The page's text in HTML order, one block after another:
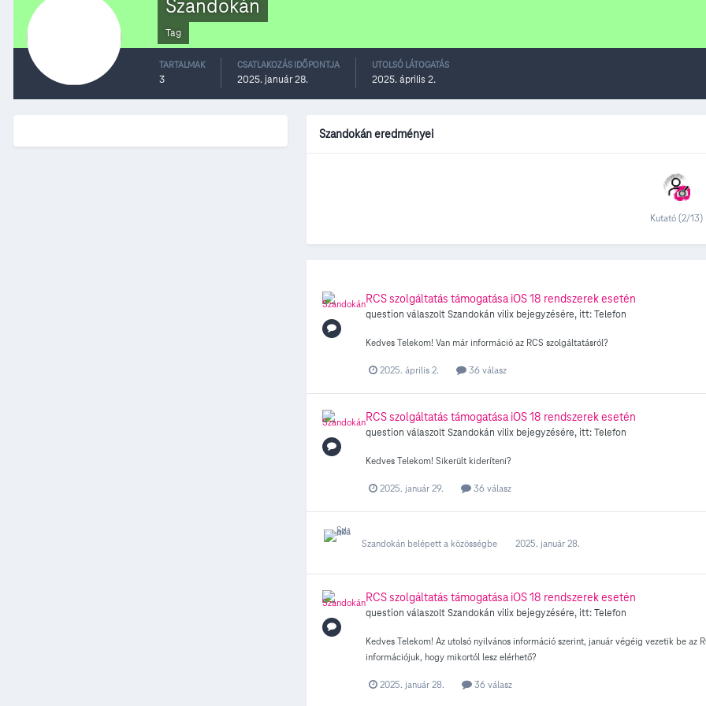
Szandokán
Tag
TARTALMAK
3
CSATLAKOZÁS IDŐPONTJA
2025. január 28.
UTOLSÓ LÁTOGATÁS
2025. április 2.
Szandokán eredményei
Kutató (2/13)
RCS szolgáltatás támogatása iOS 18 rendszerek esetén
question válaszoltSzandokán vilix bejegyzésére, itt:Telefon
Kedves Telekom! Van már információ az RCS szolgáltatásról?
2025. április 2. 36 válasz
RCS szolgáltatás támogatása iOS 18 rendszerek esetén
question válaszoltSzandokán vilix bejegyzésére, itt:Telefon
Kedves Telekom! Sikerült kideríteni?
2025. január 29. 36 válasz
Szandokán belépett a közösségbe 2025. január 28.
RCS szolgáltatás támogatása iOS 18 rendszerek esetén
question válaszoltSzandokán vilix bejegyzésére, itt:Telefon
Kedves Telekom! Az utolsó nyilvános információ szerint, január végéig vezetik be
információjuk, hogy mikortól lesz elérhető?
2025. január 28. 36 válasz